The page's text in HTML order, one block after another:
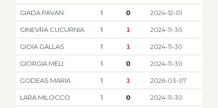
GIADA PAVAN 1 0 2024-12-01
GINEVRA CUCURNIA 1 1 2024-11-30
GIOIA GALLAS 1 1 2024-11-30
GIORGIA MELI 1 0 2024-11-30
GODEAS MARIA 1 1 2026-03-07
LARA MILOCCO 1 0 2024-11-30